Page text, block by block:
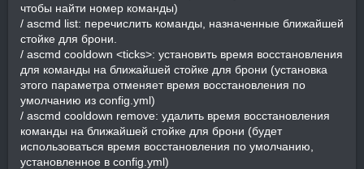
чтобы найти номер команды)
/ ascmd list: перечислить команды, назначенные ближайшей
стойке для брони.
/ ascmd cooldown <ticks>: установить время восстановления
для команды на ближайшей стойке для брони (установка
этого параметра отменяет время восстановления по
умолчанию из config.yml)
/ ascmd cooldown remove: удалить время восстановления
команды на ближайшей стойке для брони (будет
использоваться время восстановления по умолчанию,
установленное в config.yml)